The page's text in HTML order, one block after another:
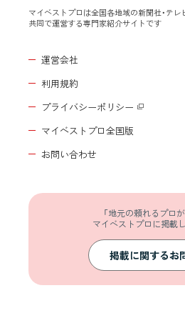
マイベストプロは全国各地域の新聞社・テレ
共同で運営する専門家紹介サイトです
運営会社
利用規約
プライバシーポリシー
マイベストプロ全国版
お問い合わせ
「地元の頼れるプロ
マイベストプロに掲載
掲載に関するお